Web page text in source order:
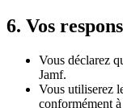
6. Vos
Vous déclarez
Jamf.
Vous utiliserez
conformément